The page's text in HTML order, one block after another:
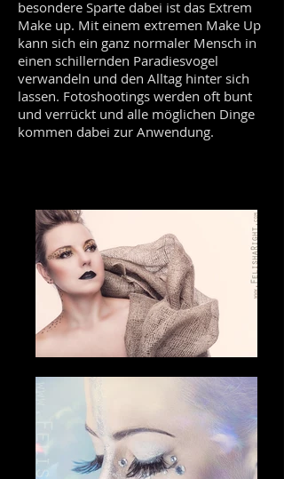
besondere Sparte dabei ist das Extrem
Make up. Mit einem extremen Make Up
kann sich ein ganz normaler Mensch in
einen schillernden Paradiesvogel
verwandeln und den Alltag hinter sich
lassen. Fotoshootings werden oft bunt
und verrückt und alle möglichen Dinge
kommen dabei zur Anwendung.